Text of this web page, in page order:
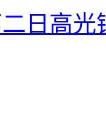
日高光